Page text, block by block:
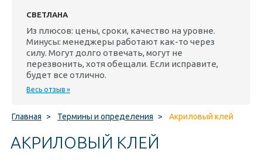
СВЕТЛАНА
Из плюсов: цены, сроки, качество на уровне.
Минусы: менеджеры работают как-то через
силу. Могут долго отвечать, могут не
перезвонить, хотя обещали. Если исправите,
будет все отлично.
Весь отзыв »
Главная > Термины и определения > Акриловый клей
АКРИЛОВЫЙ КЛЕЙ